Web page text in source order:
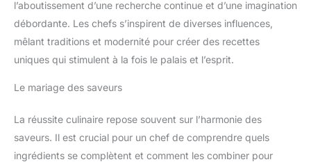
manquera pas de vous apporter
l’aboutissement d’une recherche continue et d’une imagination
débordante. Les chefs s’inspirent de diverses influences,
mêlant traditions et modernité pour créer des recettes
uniques qui stimulent à la fois le palais et l’esprit.
Le mariage des saveurs
La réussite culinaire repose souvent sur l’harmonie des
saveurs. Il est crucial pour un chef de comprendre quels
ingrédients se complètent et comment les combiner pour